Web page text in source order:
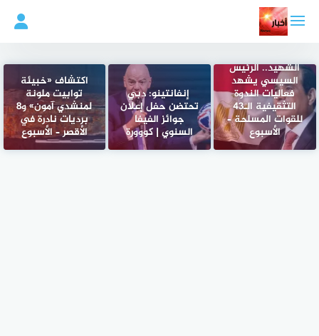
المحتوى
الشهيد.. الرئيس
السيسي يشهد
فعاليات الندوة
التثقيفية الـ43
للقوات المسلحة –
الأسبوع
إنفانتينو: دبي
تحتضن حفل إعلان
جوائز الفيفا
السنوي | كووورة
اكتشاف «خبيئة
توابيت ملونة
لمنشدي آمون» و8
برديات نادرة في
الأقصر – الأسبوع